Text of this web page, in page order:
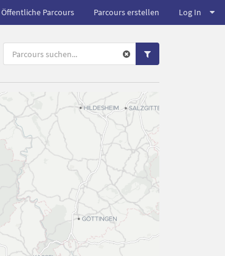
Öffentliche Parcours Parcours erstellen Log In